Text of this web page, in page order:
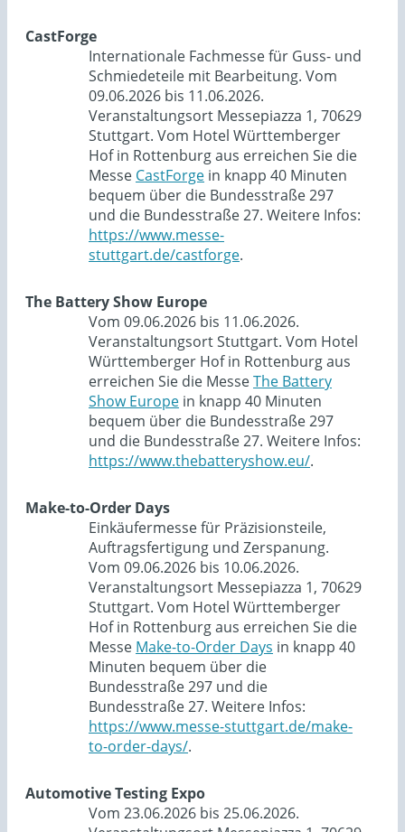
CastForge
Internationale Fachmesse für Guss- und
Schmiedeteile mit Bearbeitung. Vom
09.06.2026 bis 11.06.2026.
Veranstaltungsort Messepiazza 1, 70629
Stuttgart. Vom Hotel Württemberger
Hof in Rottenburg aus erreichen Sie die
Messe CastForge in knapp 40 Minuten
bequem über die Bundesstraße 297
und die Bundesstraße 27. Weitere Infos:
https://www.messe-
stuttgart.de/castforge.
The Battery Show Europe
Vom 09.06.2026 bis 11.06.2026.
Veranstaltungsort Stuttgart. Vom Hotel
Württemberger Hof in Rottenburg aus
erreichen Sie die MesseThe Battery
Show Europe in knapp 40 Minuten
bequem über die Bundesstraße 297
und die Bundesstraße 27. Weitere Infos:
https://www.thebatteryshow.eu/.
Make-to-Order Days
Einkäufermesse für Präzisionsteile,
Auftragsfertigung und Zerspanung.
Vom 09.06.2026 bis 10.06.2026.
Veranstaltungsort Messepiazza 1, 70629
Stuttgart. Vom Hotel Württemberger
Hof in Rottenburg aus erreichen Sie die
Messe Make-to-Order Days in knapp 40
Minuten bequem über die
Bundesstraße 297 und die
Bundesstraße 27. Weitere Infos:
https://www.messe-stuttgart.de/make-
to-order-days/.
Automotive Testing Expo
Vom 23.06.2026 bis 25.06.2026.